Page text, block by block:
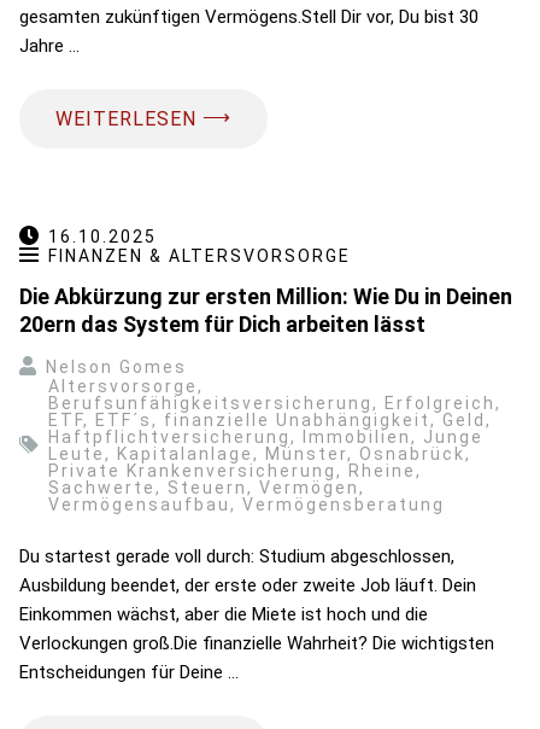
gesamten zukünftigen Vermögens.Stell Dir vor, Du bist 30
Jahre …
WEITERLESEN ⟶
16.10.2025
FINANZEN & ALTERSVORSORGE
Die Abkürzung zur ersten Million: Wie Du in Deinen
20ern das System für Dich arbeiten lässt
Nelson Gomes
Altersvorsorge ,
Berufsunfähigkeitsversicherung , Erfolgreich ,
ETF, ETF´s , finanzielle Unabhängigkeit , Geld ,
Haftpflichtversicherung , Immobilien , Junge
Leute , Kapitalanlage , Münster, Osnabrück ,
Private Krankenversicherung , Rheine ,
Sachwerte , Steuern , Vermögen ,
Vermögensaufbau , Vermögensberatung
Du startest gerade voll durch: Studium abgeschlossen,
Ausbildung beendet, der erste oder zweite Job läuft. Dein
Einkommen wächst, aber die Miete ist hoch und die
Verlockungen groß.Die finanzielle Wahrheit? Die wichtigsten
Entscheidungen für Deine …